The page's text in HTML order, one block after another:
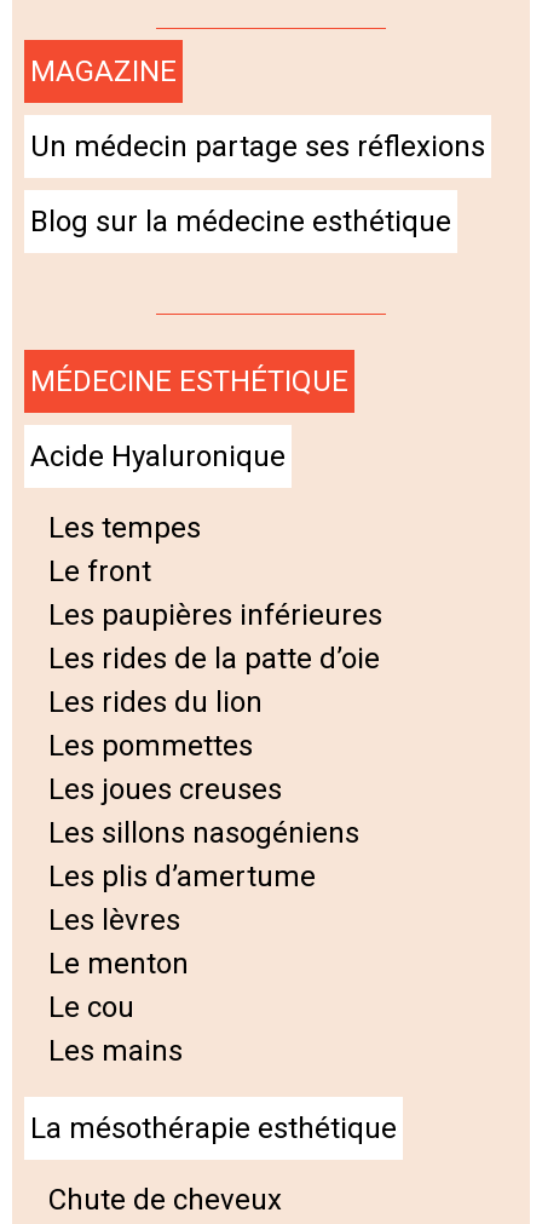
MAGAZINE
Un médecin partage ses réflexions
Blog sur la médecine esthétique
MÉDECINE ESTHÉTIQUE
Acide Hyaluronique
Les tempes
Le front
Les paupières inférieures
Les rides de la patte d’oie
Les rides du lion
Les pommettes
Les joues creuses
Les sillons nasogéniens
Les plis d’amertume
Les lèvres
Le menton
Le cou
Les mains
La mésothérapie esthétique
Chute de cheveux